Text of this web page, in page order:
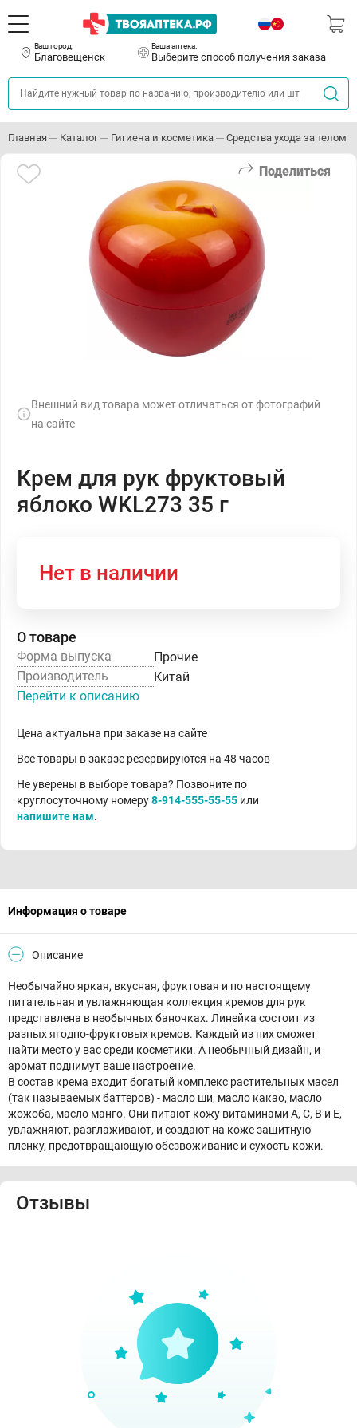
Ваш город:
Благовещенск
Ваша аптека:
Выберите способ получения заказа
Главная Каталог Гигиена и косметика Средства ухода за телом
Поделиться
Внешний вид товара может отличаться от фотографий
на сайте
Крем для рук фруктовый
яблоко WKL273 35 г
Нет в наличии
О товаре
Форма выпуска
Прочие
Производитель
Китай
Перейти к описанию
Цена актуальна при заказе на сайте
Все товары в заказе резервируются на 48 часов
Не уверены в выборе товара? Позвоните по
круглосуточному номеру8-914-555-55-55 или
напишите нам.
Информация о товаре
Описание
Необычайно яркая, вкусная, фруктовая и по настоящему
питательная и увлажняющая коллекция кремов для рук
представлена в необычных баночках. Линейка состоит из
разных ягодно-фруктовых кремов. Каждый из них сможет
найти место у вас среди косметики. А необычный дизайн, и
аромат поднимут ваше настроение.
В состав крема входит богатый комплекс растительных масел
(так называемых баттеров) - масло ши, масло какао, масло
жожоба, масло манго. Они питают кожу витаминами А, С, B и Е,
увлажняют, разглаживают, и создают на коже защитную
пленку, предотвращающую обезвоживание и сухость кожи.
Отзывы